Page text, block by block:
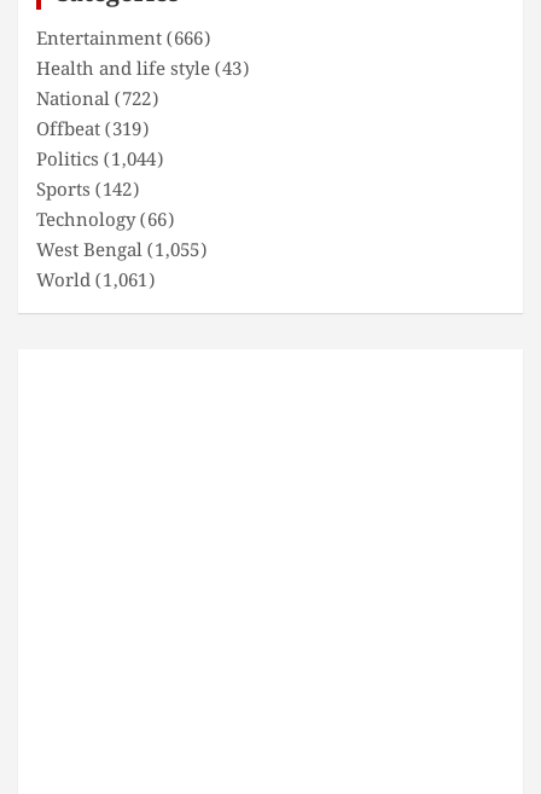
Entertainment(666)
Health and life style(43)
National(722)
Offbeat(319)
Politics (1,044)
Sports (142)
Technology(66)
West Bengal(1,055)
World(1,061)